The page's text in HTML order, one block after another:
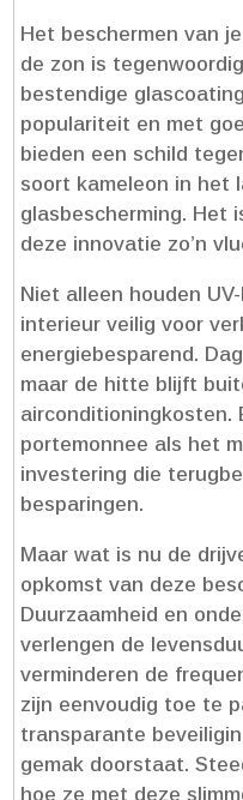
Het beschermen van
de zon is
bestendige
populariteit en met
bieden een schild
soort kameleon in het
glasbescherming.​ Het
deze innovatie zo’n
Niet alleen houden
interieur veilig voor
energiebesparend.​
maar de hitte blijft
airconditioningkosten.​
portemonnee als het
investering die
besparingen.​
Maar wat is nu de
opkomst van deze
Duurzaamheid en
verlengen de
verminderen de
zijn eenvoudig toe te
transparante
gemak doorstaat.​
hoe ze met deze